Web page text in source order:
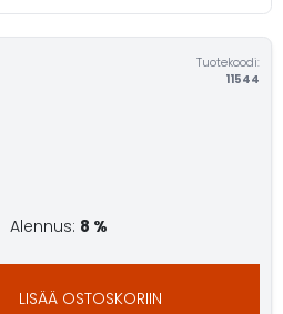
Tuotekoodi:
11544
Alennus: 8 %
LISÄÄ OSTOSKORIIN